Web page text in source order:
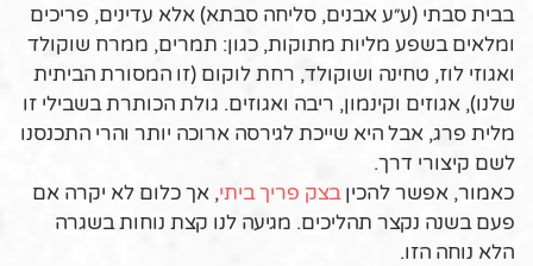
בבית סבתי (ע״ע אבנים, סליחה סבתא) אלא עדינים, פריכים
ומלאים בשפע מליות מתוקות, כגון: תמרים, ממרח שוקולד
ואגוזי לוז, טחינה ושוקולד, רחת לוקום (זו המסורת הביתית
שלנו), אגוזים וקינמון, ריבה ואגוזים. גולת הכותרת בשבילי זו
מלית פרג, אבל היא שייכת לגירסה ארוכה יותר והרי התכנסנו
לשם קיצורי דרך.
כאמור, אפשר להכיןבצק פריך ביתי, אך כלום לא יקרה אם
פעם בשנה נקצר תהליכים. מגיעה לנו קצת נוחות בשגרה
הלא נוחה הזו.